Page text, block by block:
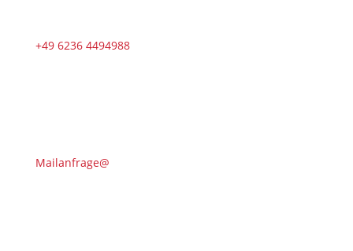
+49 6236 4494988
Mailanfrage@